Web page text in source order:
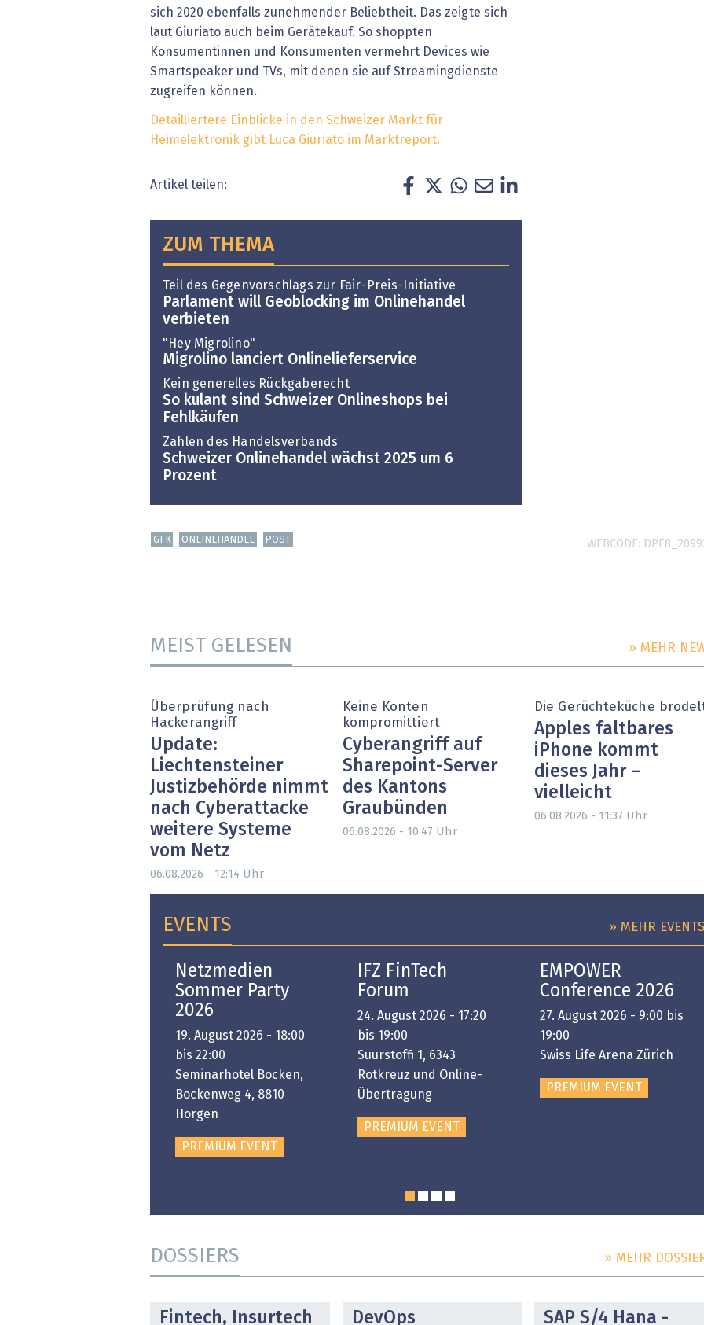
sich 2020 ebenfalls zunehmender Beliebtheit. Das zeigte sich
laut Giuriato auch beim Gerätekauf. So shoppten
Konsumentinnen und Konsumenten vermehrt Devices wie
Smartspeaker und TVs, mit denen sie auf Streamingdienste
zugreifen können.
Detailliertere Einblicke in den Schweizer Markt für
Heimelektronik gibt Luca Giuriato im Marktreport.
Artikel teilen:
ZUM THEMA
Teil des Gegenvorschlags zur Fair-Preis-Initiative
Parlament will Geoblocking im Onlinehandel
verbieten
"Hey Migrolino"
Migrolino lanciert Onlinelieferservice
Kein generelles Rückgaberecht
So kulant sind Schweizer Onlineshops bei
Fehlkäufen
Zahlen des Handelsverbands
Schweizer Onlinehandel wächst 2025 um 6
Prozent
GFK ONLINEHANDEL POST WEBCODE
MEIST GELESEN » MEHR
Überprüfung nach
Hackerangriff
Update:
Liechtensteiner
Justizbehörde nimmt
nach Cyberattacke
weitere Systeme
vom Netz
06.08.2026 - 12:14 Uhr
Keine Konten
kompromittiert
Cyberangriff auf
Sharepoint-Server
des Kantons
Graubünden
06.08.2026 - 10:47 Uhr
Die Gerüchteküche
Apples faltbares
iPhone kommt
dieses Jahr –
vielleicht
06.08.2026 - 11:37 Uhr
EVENTS » MEHR
Netzmedien
Sommer Party
2026
19. August 2026 - 18:00
bis 22:00
Seminarhotel Bocken,
Bockenweg 4, 8810
Horgen
PREMIUM EVENT
IFZ FinTech
Forum
24. August 2026 - 17:20
bis 19:00
Suurstoffi 1, 6343
Rotkreuz und Online-
Übertragung
PREMIUM EVENT
EMPOWER
Conference 2026
27. August 2026 - 9:00 bis
19:00
Swiss Life Arena Zürich
PREMIUM EVENT
DOSSIERS » MEHR
Fintech, Insurtech DevOps SAP S/4 Hana -